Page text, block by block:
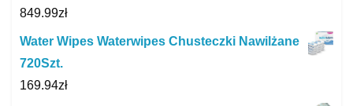
849.99zł
Water Wipes Waterwipes Chusteczki Nawilżane
720Szt.
169.94zł